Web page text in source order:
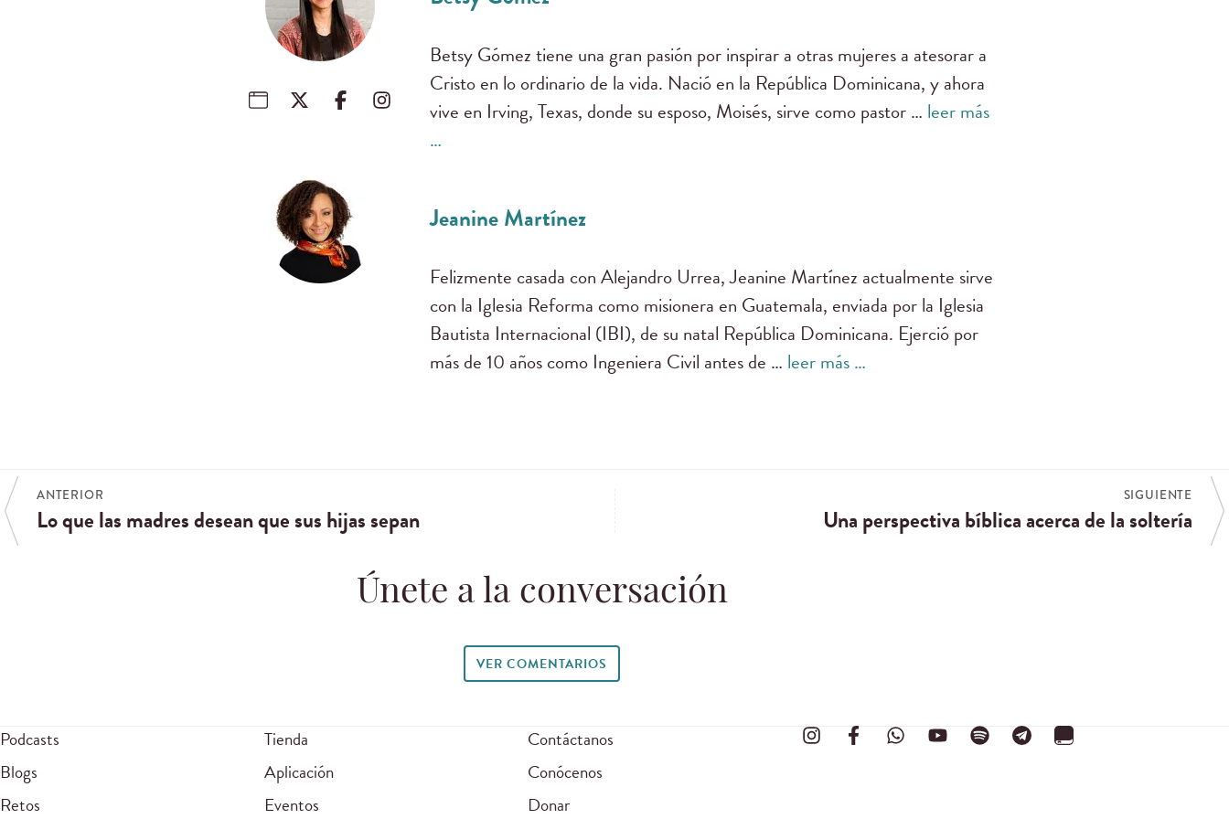
Betsy Gómez tiene una gran pasión por inspirar a otras mujeres a atesorar a
Cristo en lo ordinario de la vida. Nació en la República Dominicana, y ahora
vive en Irving, Texas, donde su esposo, Moisés, sirve como pastor … leer más
…
Jeanine Martínez
Felizmente casada con Alejandro Urrea, Jeanine Martínez actualmente sirve
con la Iglesia Reforma como misionera en Guatemala, enviada por la Iglesia
Bautista Internacional (IBI), de su natal República Dominicana. Ejerció por
más de 10 años como Ingeniera Civil antes de … leer más …
ANTERIOR
Lo que las madres desean que sus hijas sepan
SIGUIENTE
Una perspectiva bíblica acerca de la soltería
Únete a la conversación
VER COMENTARIOS
Podcasts
Blogs
Retos
Tienda
Aplicación
Eventos
Contáctanos
Conócenos
Donar